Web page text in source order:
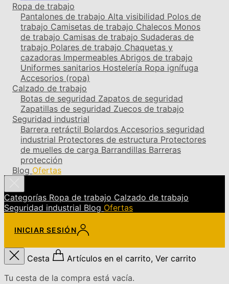
Ropa de trabajo
Pantalones de trabajo Alta visibilidad Polos de
trabajo Camisetas de trabajo Chalecos Monos
de trabajo Camisas de trabajo Sudaderas de
trabajo Polares de trabajo Chaquetas y
cazadoras Impermeables Abrigos de trabajo
Uniformes sanitarios Hostelería Ropa ignífuga
Accesorios (ropa)
Calzado de trabajo
Botas de seguridad Zapatos de seguridad
Zapatillas de seguridad Zuecos de trabajo
Seguridad industrial
Barrera retráctil Bolardos Accesorios seguridad
industrial Protectores de estructura Protectores
de muelles de carga Barrandillas Barreras
protección
Blog Ofertas
Categorías Ropa de trabajo Calzado de trabajo
Seguridad industrial Blog Ofertas
INICIAR SESIÓN
Cesta
Artículos en el carrito, Ver carrito
Tu cesta de la compra está vacía.